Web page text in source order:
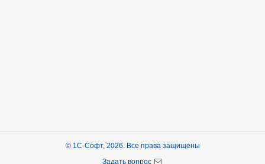
© 1С-Софт, 2026. Все права защищены
Задать вопрос